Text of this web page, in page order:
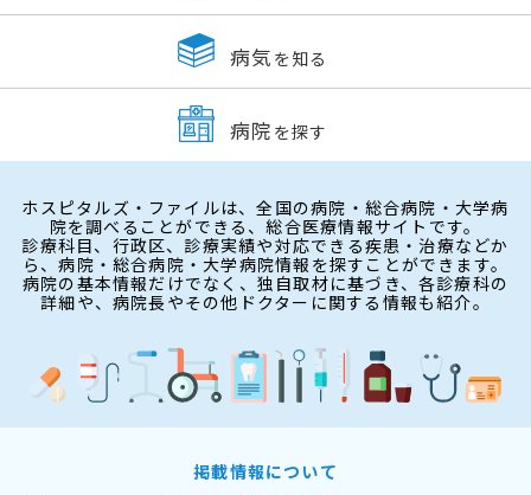
病気 を知る
病院 を探す
ホスピタルズ・ファイルは、全国の病院・総合病院・大学病
院を調べることができる、総合医療情報サイトです。
診療科目、行政区、診療実績や対応できる疾患・治療などか
ら、病院・総合病院・大学病院情報を探すことができます。
病院の基本情報だけでなく、独自取材に基づき、各診療科の
詳細や、病院長やその他ドクターに関する情報も紹介。
掲載情報について